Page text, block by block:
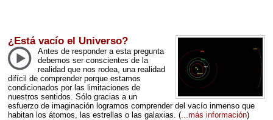
¿Está vacío el Universo?
Antes de responder a esta pregunta
debemos ser conscientes de la
realidad que nos rodea, una realidad
difícil de comprender porque estamos
condicionados por las limitaciones de
nuestros sentidos. Sólo gracias a un
esfuerzo de imaginación logramos comprender del vacío inmenso que
habitan los átomos, las estrellas o las galaxias. (...más información)